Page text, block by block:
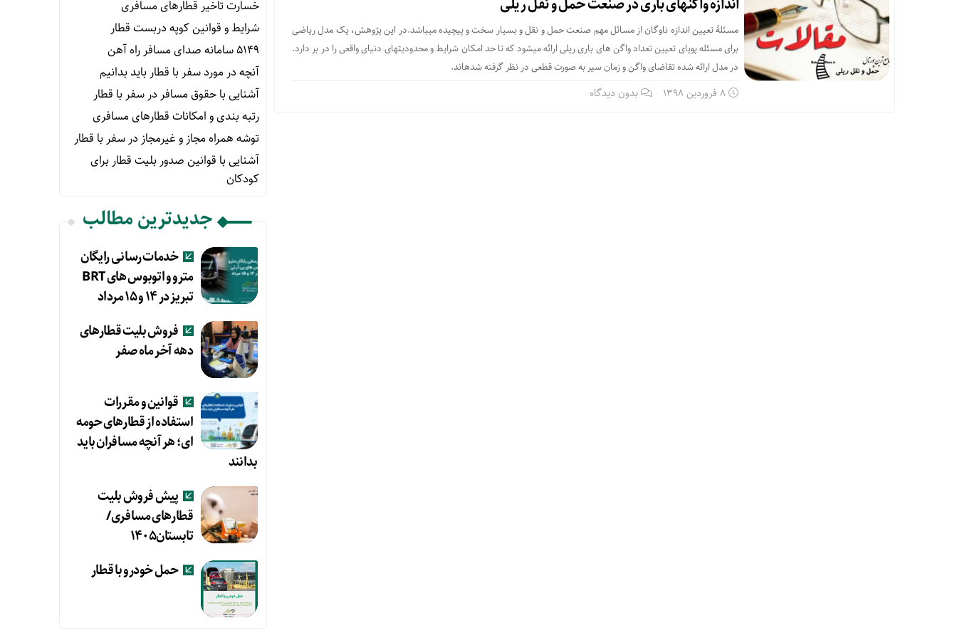
مسئلۀ تعیین اندازه ناوگان از مسائل مهم صنعت حمل و نقل و بسیار سخت و پیچیده می‏باشد.در این پژوهش، یک مدل ریاضی
برای مسئله پویای تعیین تعداد واگن ‏های باری ریلی ارائه می‏شود که تا حد امکان شرایط و محدودیت‏های دنیای واقعی را در بر دارد.
در مدل ارائه شده تقاضای واگن و زمان سیر به صورت قطعی در نظر گرفته شده‏اند.
8 فروردین 1398 بدون دیدگاه
خسارت تاخیر قطارهای مسافری
شرایط و قوانین کوپه دربست قطار
۵۱۴۹ سامانه صدای مسافر راه آهن
آنچه در مورد سفر با قطار باید بدانیم
آشنایی با حقوق مسافر در سفر با قطار
رتبه بندی و امکانات قطارهای مسافری
توشه همراه مجاز و غیرمجاز در سفر با قطار
آشنایی با قوانین صدور بلیت قطار برای
کودکان
جدیدترین مطالب
خدمات رسانی رایگان
مترو و اتوبوس های BRT
تبریز در ۱۴ و ۱۵ مرداد
فروش بلیت قطارهای
دهه آخر ماه صفر
قوانین و مقررات
استفاده از قطارهای حومه
ای؛ هر آنچه مسافران باید
بدانند
پیش فروش بلیت
قطارهای مسافری/
تابستان۱۴۰۵
حمل خودرو با قطار